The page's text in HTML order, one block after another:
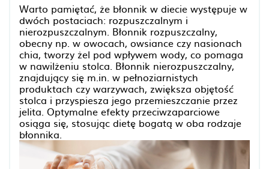
Warto pamiętać, że błonnik w diecie występuje w
dwóch postaciach: rozpuszczalnym i
nierozpuszczalnym. Błonnik rozpuszczalny,
obecny np. w owocach, owsiance czy nasionach
chia, tworzy żel pod wpływem wody, co pomaga
w nawilżeniu stolca. Błonnik nierozpuszczalny,
znajdujący się m.in. w pełnoziarnistych
produktach czy warzywach, zwiększa objętość
stolca i przyspiesza jego przemieszczanie przez
jelita. Optymalne efekty przeciwzaparciowe
osiąga się, stosując dietę bogatą w oba rodzaje
błonnika.